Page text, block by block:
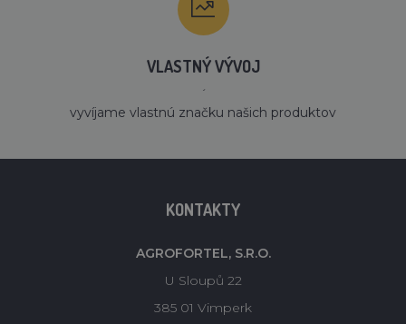
VLASTNÝ VÝVOJ
´
vyvíjame vlastnú značku našich produktov
KONTAKTY
AGROFORTEL, S.R.O.
U Sloupů 22
385 01 Vimperk